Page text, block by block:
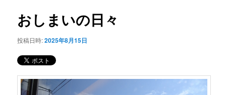
ン
テ
ン
ツ
おしまいの日々
投稿日時:2025年8月15日